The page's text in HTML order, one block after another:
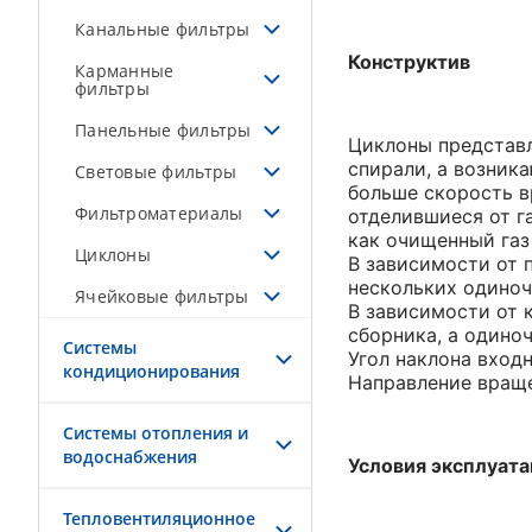
Канальные фильтры
Карманные
фильтры
Панельные фильтры
Световые фильтры
Фильтроматериалы
Циклоны
Ячейковые фильтры
Системы
кондиционирования
Системы отопления и
водоснабжения
Тепловентиляционное
Конструктив
Циклоны
спирали, а
больше скорость
отделившиеся от
как очищенный
В зависимости от
нескольких
В зависимости от
сборника, а
Угол наклона
Направление
Условия